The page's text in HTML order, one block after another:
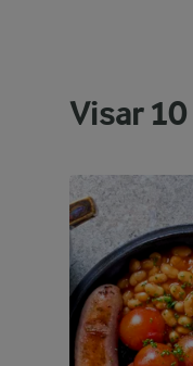
Visar10